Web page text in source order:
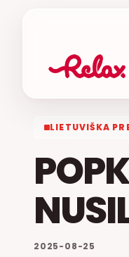
LIETUVIŠKA
2025-08-25